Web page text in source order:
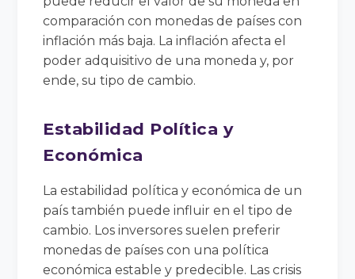
comparación con monedas de países con
inflación más baja. La inflación afecta el
poder adquisitivo de una moneda y, por
ende, su tipo de cambio.
Estabilidad Política y
Económica
La estabilidad política y económica de un
país también puede influir en el tipo de
cambio. Los inversores suelen preferir
monedas de países con una política
económica estable y predecible. Las crisis